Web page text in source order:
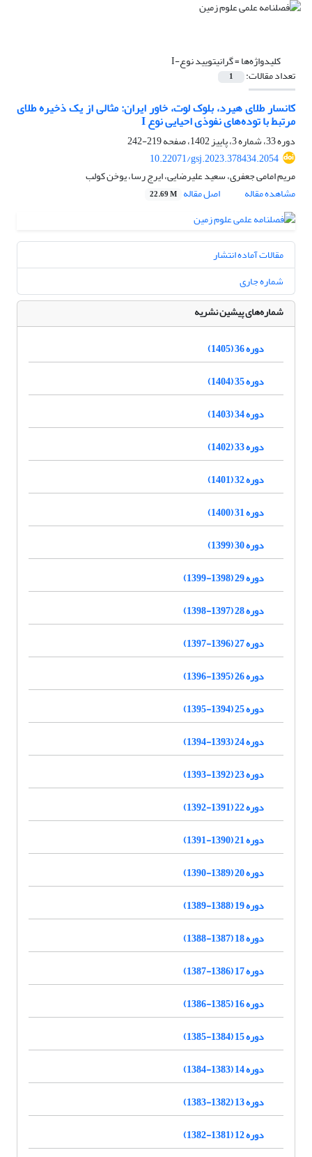
کلیدواژه‌ها =گرانیتویید نوع-I
تعداد مقالات: 1
کانسار طلای هیرد، بلوک لوت، خاور ایران: مثالی از یک ذخیره طلای
مرتبط با توده‌های نفوذی احیایی نوع I
دوره 33، شماره 3، پاییز 1402، صفحه
219-242
10.22071/gsj.2023.378434.2054
مریم امامی جعفری، سعید علیرضایی، ایرج رسا، یوخن کولب
مشاهده مقاله
اصل مقاله 22.69 M
مقالات آماده انتشار
شماره جاری
شماره‌های پیشین نشریه
دوره 36 (1405)
دوره 35 (1404)
دوره 34 (1403)
دوره 33 (1402)
دوره 32 (1401)
دوره 31 (1400)
دوره 30 (1399)
دوره 29 (1398-1399)
دوره 28 (1397-1398)
دوره 27 (1396-1397)
دوره 26 (1395-1396)
دوره 25 (1394-1395)
دوره 24 (1393-1394)
دوره 23 (1392-1393)
دوره 22 (1391-1392)
دوره 21 (1390-1391)
دوره 20 (1389-1390)
دوره 19 (1388-1389)
دوره 18 (1387-1388)
دوره 17 (1386-1387)
دوره 16 (1385-1386)
دوره 15 (1384-1385)
دوره 14 (1383-1384)
دوره 13 (1382-1383)
دوره 12 (1381-1382)